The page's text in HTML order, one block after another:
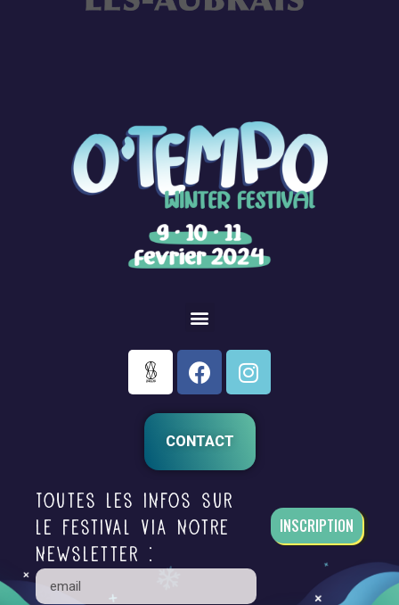
CONTACT
Toutes les infos sur
le festival via notre
newsletter :
INSCRIPTION